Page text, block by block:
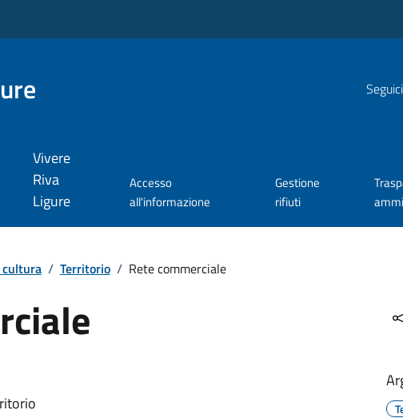
Vivere
Riva
Ligure
Accesso
all'informazione
Gestione
rifiuti
/ Territorio / Rete commerciale